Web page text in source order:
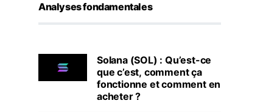
Analyses fondamentales
Solana (SOL) : Qu’est-ce
que c’est, comment ça
fonctionne et comment en
acheter ?